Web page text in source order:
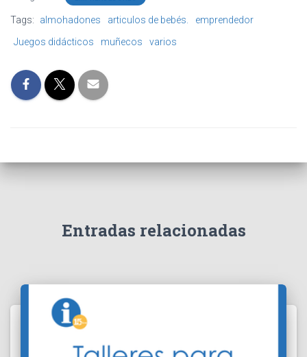
Tags: almohadones articulos de bebés.
emprendedor
Juegos didácticos
muñecos varios
Entradas relacionadas